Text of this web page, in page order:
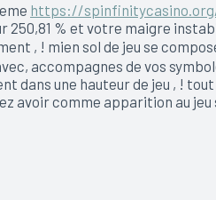
https://
250,81 % et votre maigre
, ! mien sol de jeu se
accompagnes de vos
une hauteur de jeu , !
avoir comme apparition au jeu